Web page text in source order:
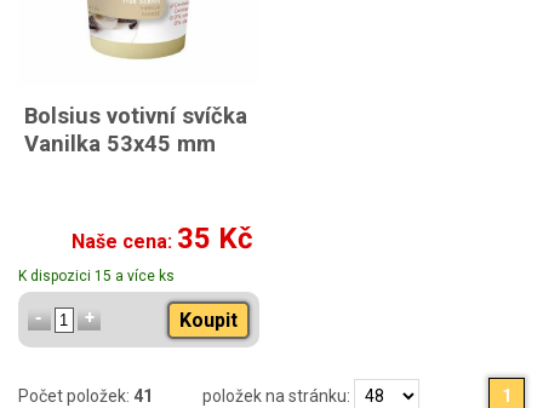
Bolsius votivní svíčka
Vanilka 53x45 mm
Naše cena: 35 Kč
K dispozici 15 a více ks
Koupit
Počet položek: 41 položek na stránku: 1